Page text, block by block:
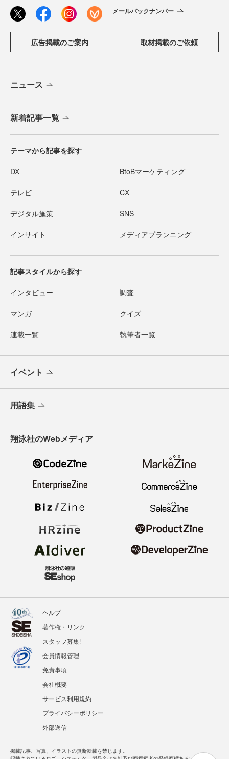
メールバックナンバー
広告掲載のご案内 取材掲載のご依頼
ニュース
新着記事一覧
テーマから記事を探す
DX BtoBマーケティング
テレビ CX
デジタル施策 SNS
インサイト メディアプランニング
記事スタイルから探す
インタビュー 調査
マンガ クイズ
連載一覧 執筆者一覧
イベント
用語集
翔泳社のWebメディア
ヘルプ
著作権・リンク
スタッフ募集!
会員情報管理
免責事項
会社概要
サービス利用規約
プライバシーポリシー
外部送信
掲載記事、写真、イラストの無断転載を禁じます。